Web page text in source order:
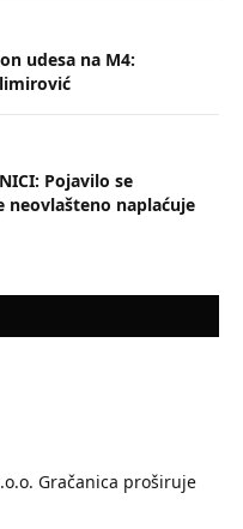
udesa na M4:
Pojavilo se
neovlašteno naplaćuje
Gračanica proširuje